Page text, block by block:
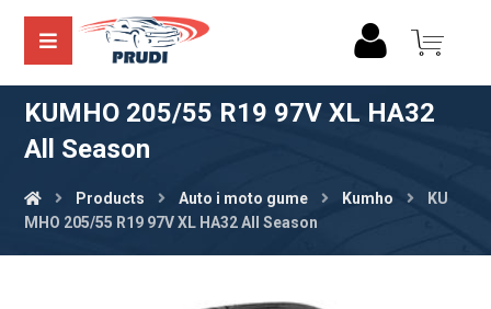
KUMHO 205/55 R19 97V XL HA32
All Season
Products Auto i moto gume Kumho
KU
MHO 205/55 R19 97V XL HA32 All Season